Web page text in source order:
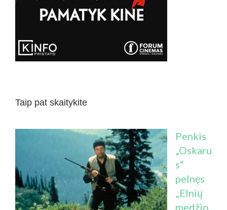
Taip pat skaitykite
Penkis
„Oskaru
s“
pelnęs
„Elnių
medžio